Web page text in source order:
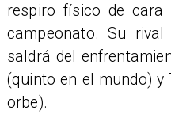
respiro físico de cara
campeonato. Su
saldrá del
(quinto en el mundo) y
orbe).